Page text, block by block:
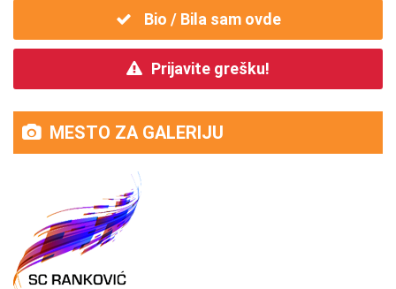
Bio / Bila sam ovde
Prijavite grešku!
MESTO ZA GALERIJU